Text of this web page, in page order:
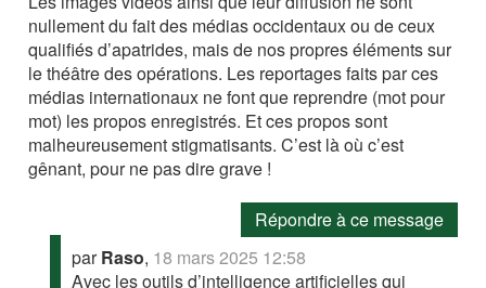
nullement du fait des médias occidentaux ou de ceux
qualifiés d’apatrides, mais de nos propres éléments sur
le théâtre des opérations. Les reportages faits par ces
médias internationaux ne font que reprendre (mot pour
mot) les propos enregistrés. Et ces propos sont
malheureusement stigmatisants. C’est là où c’est
gênant, pour ne pas dire grave !
Répondre à ce message
parRaso, 18 mars 2025 12:58
Avec les outils d’intelligence artificielles qui